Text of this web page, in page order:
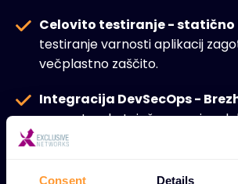
Consent Details
Celovito testiranje - statično
testiranje varnosti aplikacij
večplastno zaščito.
Integracija DevSecOps -
varnost v obstoječe razvojne
ne da bi pri tem ovirali
Izboljšano znanje razvijalcev -